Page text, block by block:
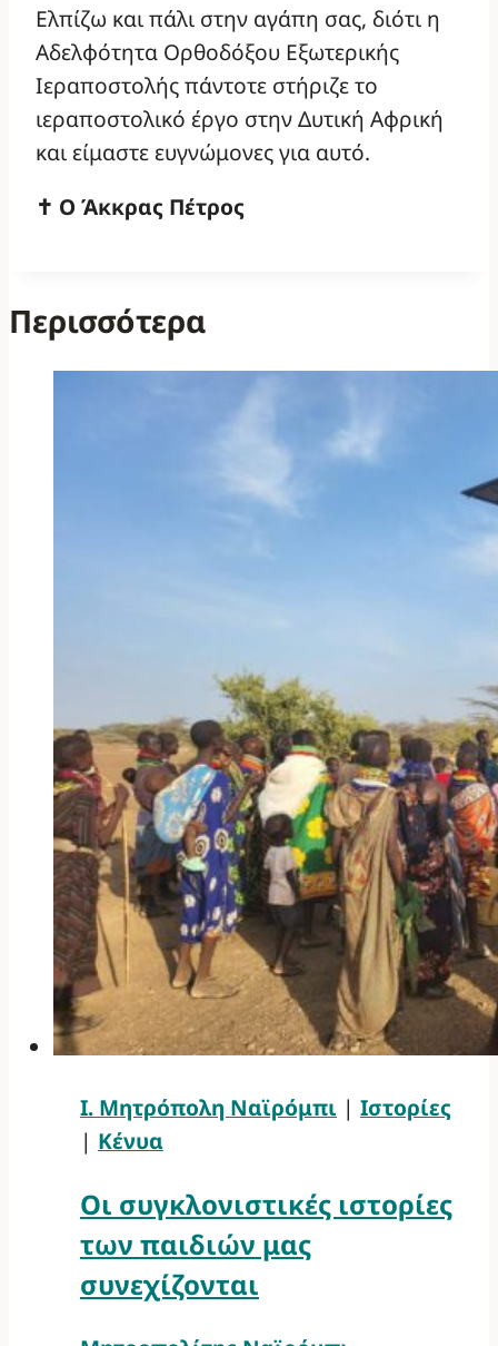
Ελπίζω και πάλι στην αγάπη σας, διότι η
Αδελφότητα Ορθοδόξου Εξωτερικής
Ιεραποστολής πάντοτε στήριζε το
ιεραποστολικό έργο στην Δυτική Αφρική
και είμαστε ευγνώμονες για αυτό.
✝ Ο Άκκρας Πέτρος
Περισσότερα
Ι. Μητρόπολη Ναϊρόμπι | Ιστορίες
| Κένυα
Οι συγκλονιστικές ιστορίες
των παιδιών μας
συνεχίζονται